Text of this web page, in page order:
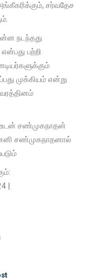
சர்வதேச
நடந்தது
பற்றி
முக்கியம் என்று
உடன் சண்முகநாதன்
சண்முகநாதனால்
|